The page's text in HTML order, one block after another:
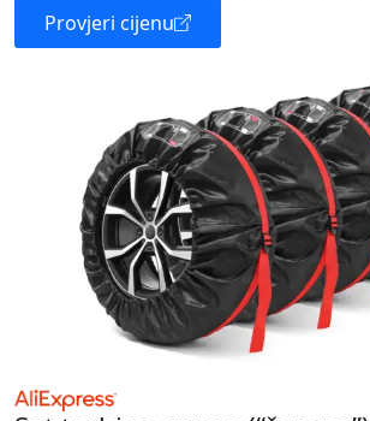
Provjeri cijenu